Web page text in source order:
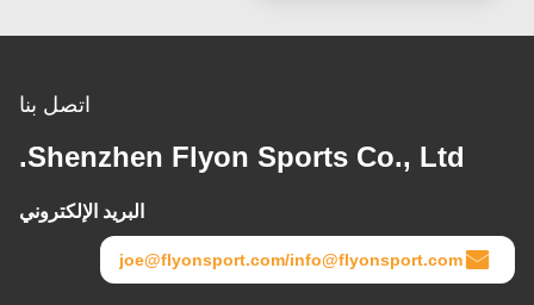
اتصل بنا
Shenzhen Flyon Sports Co., Ltd.
البريد الإلكتروني
joe@flyonsport.com/info@flyonsport.com